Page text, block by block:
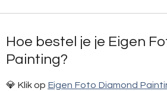
Hoe bestel je je Eigen
Painting?
💎 Klik op Eigen Foto Diamond